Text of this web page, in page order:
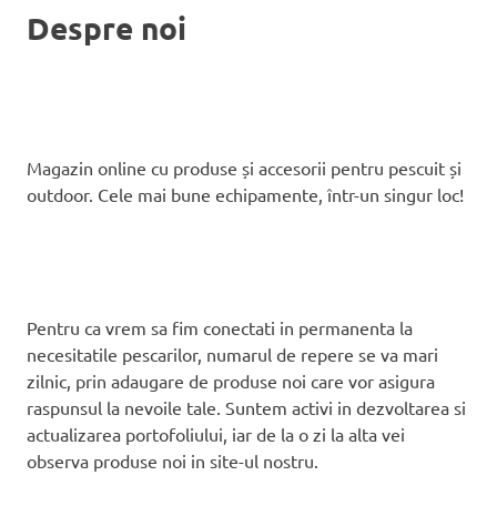
Despre noi
Magazin online cu produse și accesorii pentru pescuit și
outdoor. Cele mai bune echipamente, într-un singur loc!
Pentru ca vrem sa fim conectati in permanenta la
necesitatile pescarilor, numarul de repere se va mari
zilnic, prin adaugare de produse noi care vor asigura
raspunsul la nevoile tale. Suntem activi in dezvoltarea si
actualizarea portofoliului, iar de la o zi la alta vei
observa produse noi in site-ul nostru.